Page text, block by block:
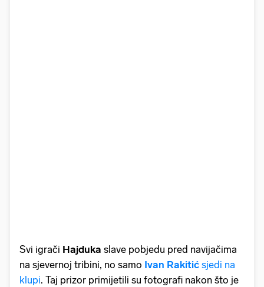
Svi igrači Hajduka slave pobjedu pred navijačima
na sjevernoj tribini, no samo Ivan Rakitić sjedi na
klupi. Taj prizor primijetili su fotografi nakon što je